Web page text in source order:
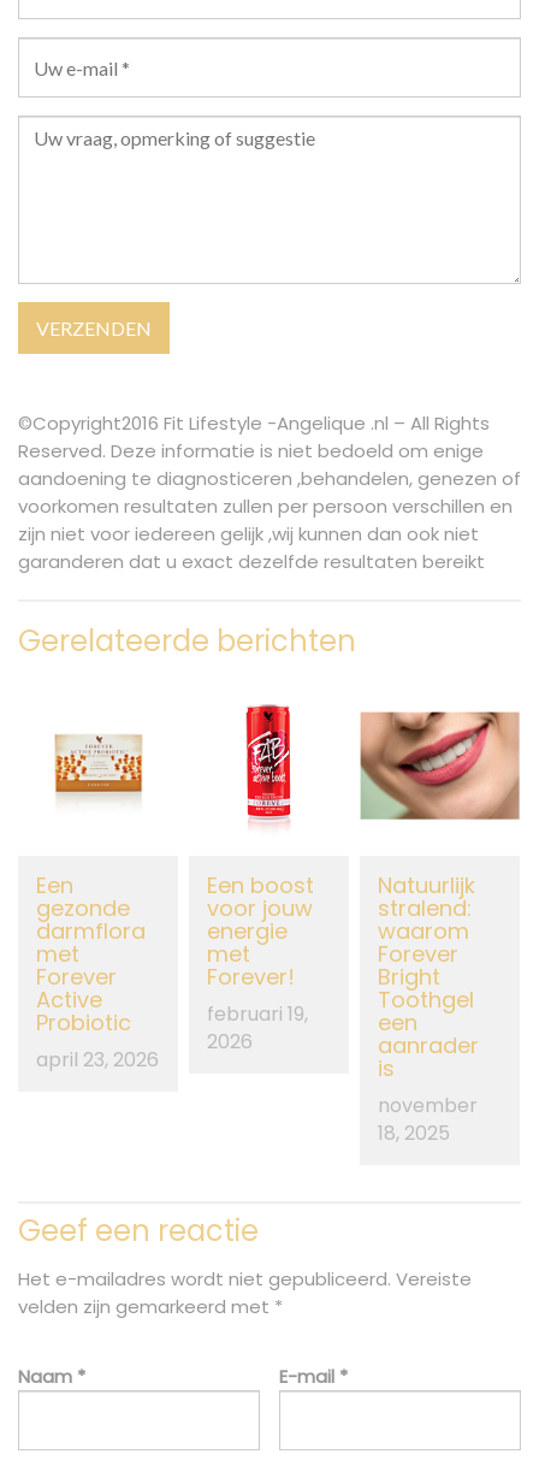
©Copyright2016 Fit Lifestyle -Angelique .nl – All Rights
Reserved. Deze informatie is niet bedoeld om enige
aandoening te diagnosticeren ,behandelen, genezen of
voorkomen resultaten zullen per persoon verschillen en
zijn niet voor iedereen gelijk ,wij kunnen dan ook niet
garanderen dat u exact dezelfde resultaten bereikt
Gerelateerde berichten
Een
gezonde
darmflora
met
Forever
Active
Probiotic
april 23, 2026
Een boost
voor jouw
energie
met
Forever!
februari 19,
2026
Natuurlijk
stralend:
waarom
Forever
Bright
Toothgel
een
aanrader
is
november
18, 2025
Geef een reactie
Het e-mailadres wordt niet gepubliceerd. Vereiste
velden zijn gemarkeerd met *
Naam * E-mail *